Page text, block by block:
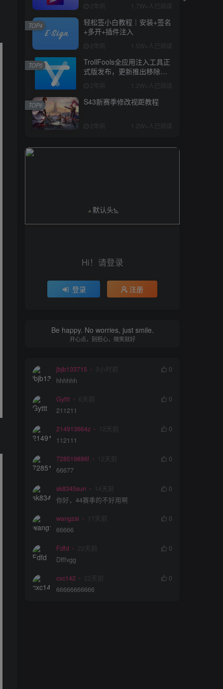
2年前 1.7W+人已阅读
轻松签小白教程｜安装+签名
+多开+插件注入
2年前 1.5W+人已阅读
TOP4
TrollFools全应用注入工具正
式版发布，更新推出移除
2年前 1.2W+人已阅读
TOP5
S43新赛季修改视距教程
2年前 1.2W+人已阅读
TOP6
Hi！请登录
登录 注册
Be happy. No worries, just smile.
开心点，别担心，微笑就好
jbjb133715 3小时前
0
hhhhhh
Gyttt 6天前
0
211211
214913664z 12天前
0
112111
728519886l 12天前
0
66677
sk8345sun 14天前
0
你好，44赛季的不好用啊
wangzai 17天前
0
66666
Fdfd 22天前
0
Dfffvgg
cxc142 22天前
0
66666666666